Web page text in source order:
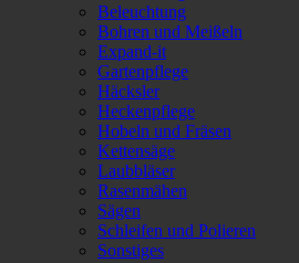
Beleuchtung
Bohren und Meißeln
Expand-it
Gartenpflege
Häcksler
Heckenpflege
Hobeln und Fräsen
Kettensäge
Laubbläser
Rasenmähen
Sägen
Schleifen und Polieren
Sonstiges